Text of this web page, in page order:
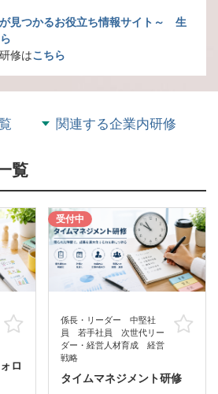
見つかるお役立ち情報サイト～ 生
修はこちら
関連する企業内研修
覧
お気に入り
ロ
受付中
係長・リーダー 中堅社
員 若手社員 次世代リー
ダー・経営人材育成 経営
戦略
タイムマネジメント研修